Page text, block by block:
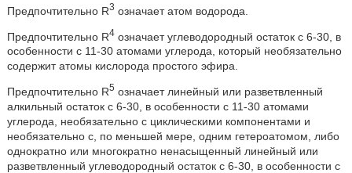
Предпочтительно R3 означает атом водорода.
Предпочтительно R4означает углеводородный остаток с 6-30, в
особенности с 11-30 атомами углерода, который необязательно
содержит атомы кислорода простого эфира.
Предпочтительно R5 означает линейный или разветвленный
алкильный остаток с 6-30, в особенности с 11-30 атомами
углерода, необязательно с циклическими компонентами и
необязательно с, по меньшей мере, одним гетероатомом, либо
однократно или многократно ненасыщенный линейный или
разветвленный углеводородный остаток с 6-30, в особенности с